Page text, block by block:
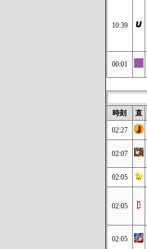
10:39
00:01
時刻
直
02:27
02:07
02:05
02:05
02:05